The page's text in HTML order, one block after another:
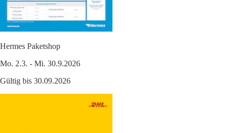
Hermes Paketshop
Mo. 2.3. - Mi. 30.9.2026
Gültig bis 30.09.2026